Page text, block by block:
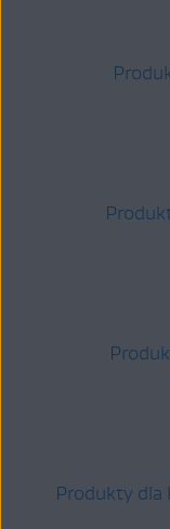
Produkty dla